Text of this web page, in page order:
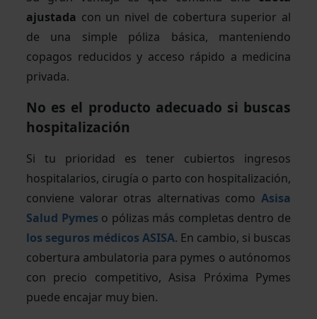
ajustada con un nivel de cobertura superior al
de una simple póliza básica, manteniendo
copagos reducidos y acceso rápido a medicina
privada.
No es el producto adecuado si buscas
hospitalización
Si tu prioridad es tener cubiertos ingresos
hospitalarios, cirugía o parto con hospitalización,
conviene valorar otras alternativas como Asisa
Salud Pymes o pólizas más completas dentro de
los seguros médicos ASISA. En cambio, si buscas
cobertura ambulatoria para pymes o autónomos
con precio competitivo, Asisa Próxima Pymes
puede encajar muy bien.